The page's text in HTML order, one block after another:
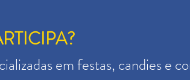
em festas, candies e